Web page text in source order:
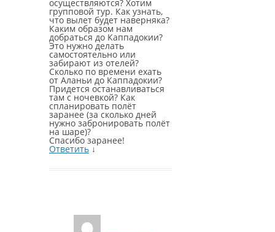
осуществляются? Хотим
групповой тур. Как узнать,
что вылет будет наверняка?
Каким образом нам
добраться до Каппадокии?
Это нужно делать
самостоятельно или
забирают из отелей?
Сколько по времени ехать
от Аланьи до Каппадокии?
Придется останавливаться
там с ночевкой? Как
спланировать полёт
заранее (за сколько дней
нужно забронировать полёт
на шаре)?
Спасибо заранее!
Ответить ↓